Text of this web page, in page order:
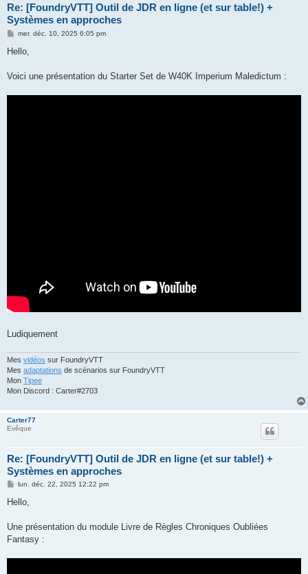
Re: [FoundryVTT] Outil de JDR en ligne (et sur table!) +
Systèmes en approches
M
s
g
mer. déc. 10, 2025 6:05 pm
Hello,
Voici une présentation du Starter Set de W40K Imperium Maledictum :
Ludiquement
Mes vidéos sur FoundryVTT
Mes adaptations de scénarios sur FoundryVTT
Mon Tipee
Mon Discord : Carter#2703
Carter77
Evêque
Re: [FoundryVTT] Outil de JDR en ligne (et sur table!) +
Systèmes en approches
M
s
g
lun. déc. 22, 2025 12:22 pm
Hello,
Une présentation du module Livre de Règles Chroniques Oubliées
Fantasy :